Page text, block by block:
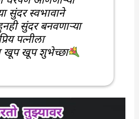
सुंदर स्वभावाने
सुंदर बनवणाऱ्या
पत्नीला
खूप खूप शुभेच्छा